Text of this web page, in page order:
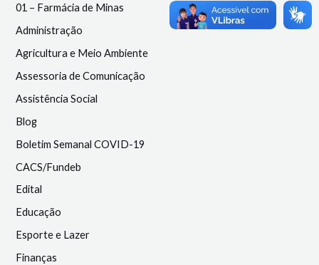
01 – Farmácia de Minas
Administração
Agricultura e Meio Ambiente
Assessoria de Comunicação
Assistência Social
Blog
Boletim Semanal COVID-19
CACS/Fundeb
Edital
Educação
Esporte e Lazer
Finanças